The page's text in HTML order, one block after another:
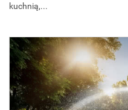
kuchnią,...